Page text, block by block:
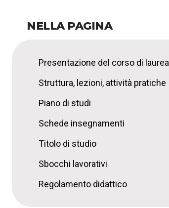
NELLA PAGINA
Presentazione del corso di laurea
Struttura, lezioni, attività pratiche
Piano di studi
Schede insegnamenti
Titolo di studio
Sbocchi lavorativi
Regolamento didattico